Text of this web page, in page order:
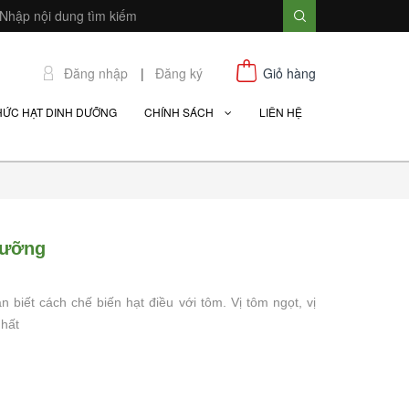
Đăng nhập | Đăng ký Giỏ hàng
HẠT DINH DƯỠNG CHÍNH SÁCH LIÊN HỆ
biết cách chế biến hạt điều với tôm. Vị tôm ngọt, vị